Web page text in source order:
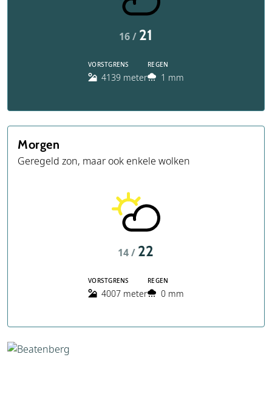
16 / 21
VORSTGRENS
4139 meter
REGEN
1 mm
Morgen
Geregeld zon, maar ook enkele wolken
14 / 22
VORSTGRENS
4007 meter
REGEN
0 mm